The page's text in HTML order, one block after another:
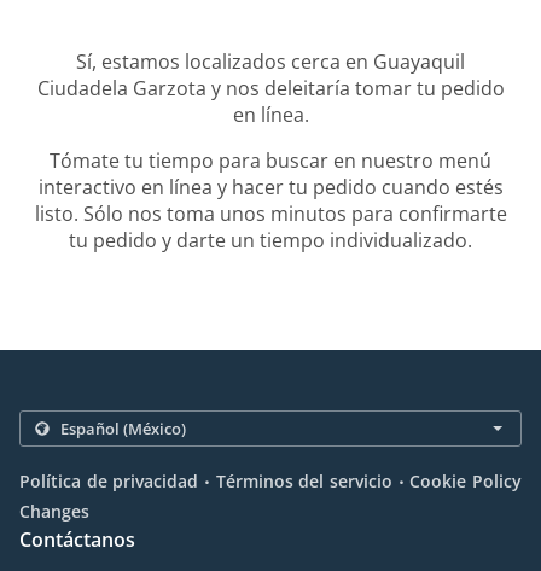
Sí, estamos localizados cerca en Guayaquil
Ciudadela Garzota y nos deleitaría tomar tu pedido
en línea.
Tómate tu tiempo para buscar en nuestro menú
interactivo en línea y hacer tu pedido cuando estés
listo. Sólo nos toma unos minutos para confirmarte
tu pedido y darte un tiempo individualizado.
Política de privacidad . Términos del servicio . Cookie Policy
Changes
Contáctanos